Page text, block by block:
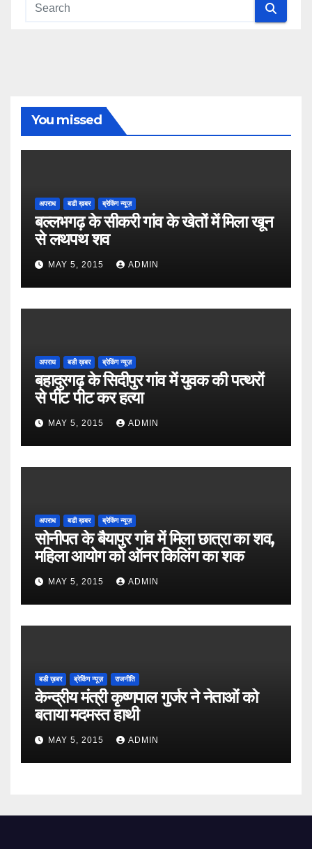
You missed
अपराध बडी ख़बर ब्रेकिंग न्यूज़
बल्लभगढ़ के सीकरी गांव के खेतों में मिला खून
से लथपथ शव
MAY 5, 2015 ADMIN
अपराध बडी ख़बर ब्रेकिंग न्यूज़
बहादुरगढ़ के सिदीपुर गांव में युवक की पत्थरों
से पीट पीट कर हत्या
MAY 5, 2015 ADMIN
अपराध बडी ख़बर ब्रेकिंग न्यूज़
सोनीपत के बैयापुर गांव में मिला छात्रा का शव,
महिला आयोग को ऑनर किलिंग का शक
MAY 5, 2015 ADMIN
बडी ख़बर ब्रेकिंग न्यूज़ राजनीति
केन्द्रीय मंत्री कृष्णपाल गुर्जर ने नेताओं को
बताया मदमस्त हाथी
MAY 5, 2015 ADMIN